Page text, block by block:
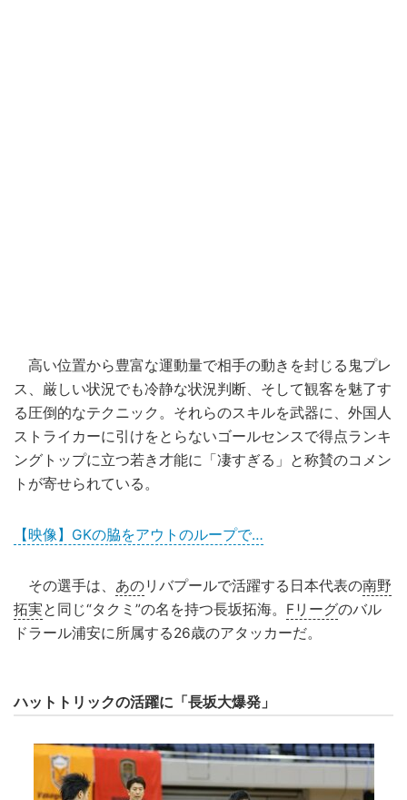
高い位置から豊富な運動量で相手の動きを封じる鬼プレ
ス、厳しい状況でも冷静な状況判断、そして観客を魅了す
る圧倒的なテクニック。それらのスキルを武器に、外国人
ストライカーに引けをとらないゴールセンスで得点ランキ
ングトップに立つ若き才能に「凄すぎる」と称賛のコメン
トが寄せられている。
【映像】GKの脇をアウトのループで…
その選手は、 あのリバプールで活躍する日本代表の南野
拓実と同じ“タクミ”の名を持つ長坂拓海。 Fリーグのバル
ドラール浦安に所属する26歳のアタッカーだ。
ハットトリックの活躍に「長坂大爆発」